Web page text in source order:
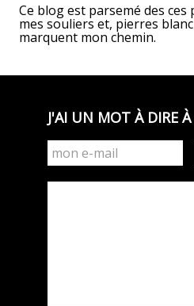
Ce blog est parsemé des
mes souliers et, pierres
marquent mon chemin.
J'AI UN MOT À DIRE